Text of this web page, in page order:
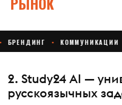
2. Study24 AI —
русскоязычных